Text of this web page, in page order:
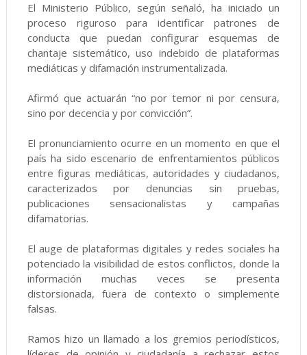
El Ministerio Público, según señaló, ha iniciado un
proceso riguroso para identificar patrones de
conducta que puedan configurar esquemas de
chantaje sistemático, uso indebido de plataformas
mediáticas y difamación instrumentalizada.
Afirmó que actuarán “no por temor ni por censura,
sino por decencia y por convicción”.
El pronunciamiento ocurre en un momento en que el
país ha sido escenario de enfrentamientos públicos
entre figuras mediáticas, autoridades y ciudadanos,
caracterizados por denuncias sin pruebas,
publicaciones sensacionalistas y campañas
difamatorias.
El auge de plataformas digitales y redes sociales ha
potenciado la visibilidad de estos conflictos, donde la
información muchas veces se presenta
distorsionada, fuera de contexto o simplemente
falsas.
Ramos hizo un llamado a los gremios periodísticos,